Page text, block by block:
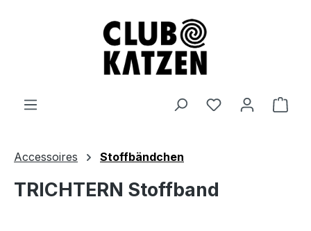
Accessoires Stoffbändchen
TRICHTERN Stoffband